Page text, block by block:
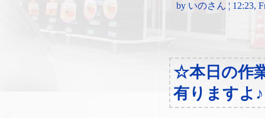
by いのさん ¦ 12:23,
☆本日の作
有りますよ♪